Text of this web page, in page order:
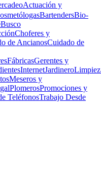
Actuación y
BartendersBio-
Busco
Choferes y
de AncianosCuidado de
FábricasGerentes y
InternetJardinero
Meseros y
PlomerosPromociones y
TeléfonosTrabajo Desde